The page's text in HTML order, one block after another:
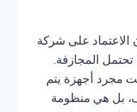
الاعتماد على شركة
المجازفة.
مجرد أجهزة يتم
بل هي منظومة